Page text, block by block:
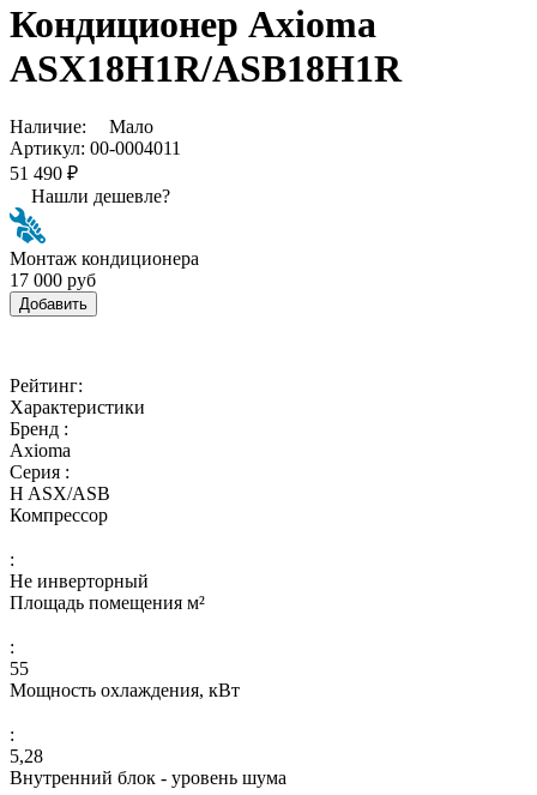
Кондиционер Axioma
ASX18H1R/ASB18H1R
Наличие:
Мало
Артикул: 00-0004011
51 490 ₽
Нашли дешевле?
Монтаж кондиционера
17 000 руб
Добавить
Рейтинг:
Характеристики
Бренд :
Axioma
Серия :
H ASX/ASB
Компрессор
:
Не инверторный
Площадь помещения м²
:
55
Мощность охлаждения, кВт
:
5,28
Внутренний блок - уровень шума